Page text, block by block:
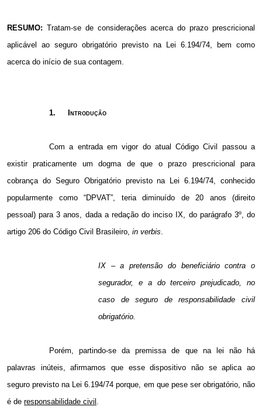
RESUMO: Tratam-se de considerações acerca do prazo prescricional
aplicável ao seguro obrigatório previsto na Lei 6.194/74, bem como
acerca do início de sua contagem.
1. Introdução
Com a entrada em vigor do atual Código Civil passou a
existir praticamente um dogma de que o prazo prescricional para
cobrança do Seguro Obrigatório previsto na Lei 6.194/74, conhecido
popularmente como “DPVAT”, teria diminuído de 20 anos (direito
pessoal) para 3 anos, dada a redação do inciso IX, do parágrafo 3º, do
artigo 206 do Código Civil Brasileiro, in verbis.
IX – a pretensão do beneficiário contra o
segurador, e a do terceiro prejudicado, no
caso de seguro de responsabilidade civil
obrigatório.
Porém, partindo-se da premissa de que na lei não há
palavras inúteis, afirmamos que esse dispositivo não se aplica ao
seguro previsto na Lei 6.194/74 porque, em que pese ser obrigatório, não
é de responsabilidade civil .